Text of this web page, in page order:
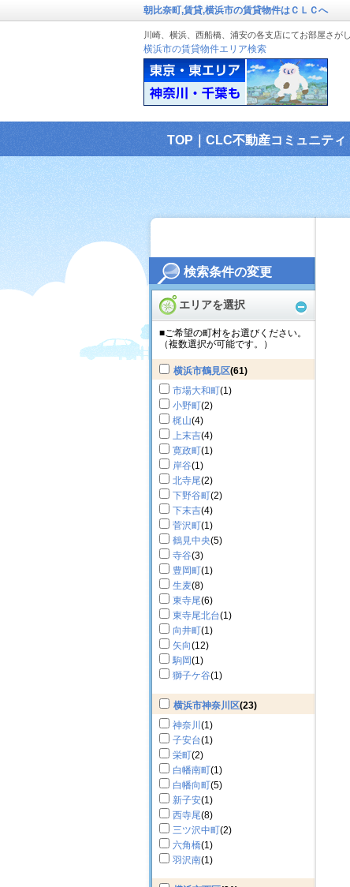
検索条件の変更
エリアを選択
■ご希望の町村をお選びください。
（複数選択が可能です。）
横浜市鶴見区(61)
市場大和町(1)
小野町(2)
梶山(4)
上末吉(4)
寛政町(1)
岸谷(1)
北寺尾(2)
下野谷町(2)
下末吉(4)
菅沢町(1)
鶴見中央(5)
寺谷(3)
豊岡町(1)
生麦(8)
東寺尾(6)
東寺尾北台(1)
向井町(1)
矢向(12)
駒岡(1)
獅子ケ谷(1)
横浜市神奈川区(23)
神奈川 (1)
子安台(1)
栄町(2)
白幡南町(1)
白幡向町(5)
新子安(1)
西寺尾(8)
三ツ沢中町(2)
六角橋(1)
羽沢南(1)
朝比奈町,賃貸,横浜市の賃貸物件はＣＬＣへ
川崎、横浜、西船橋、浦安の各支店にてお部屋さが
横浜市の賃貸物件エリア検索
TOP｜CLC不動産コミュニティ